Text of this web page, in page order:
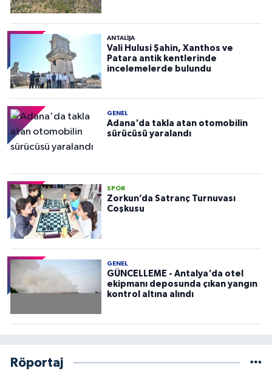
ANTALIJA
Vali Hulusi Şahin, Xanthos ve
Patara antik kentlerinde
incelemelerde bulundu
GENEL
Adana'da takla atan otomobilin
sürücüsü yaralandı
SPOR
Zorkun’da Satranç Turnuvası
Coşkusu
GENEL
GÜNCELLEME - Antalya'da otel
ekipmanı deposunda çıkan yangın
kontrol altına alındı
Röportaj